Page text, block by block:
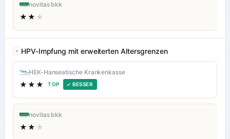
novitas bkk
★★ ★
HPV-Impfung mit erweiterten Altersgrenzen
HEK-Hanseatische Krankenkasse
★★★ TOP ✓ BESSER
novitas bkk
★★ ★